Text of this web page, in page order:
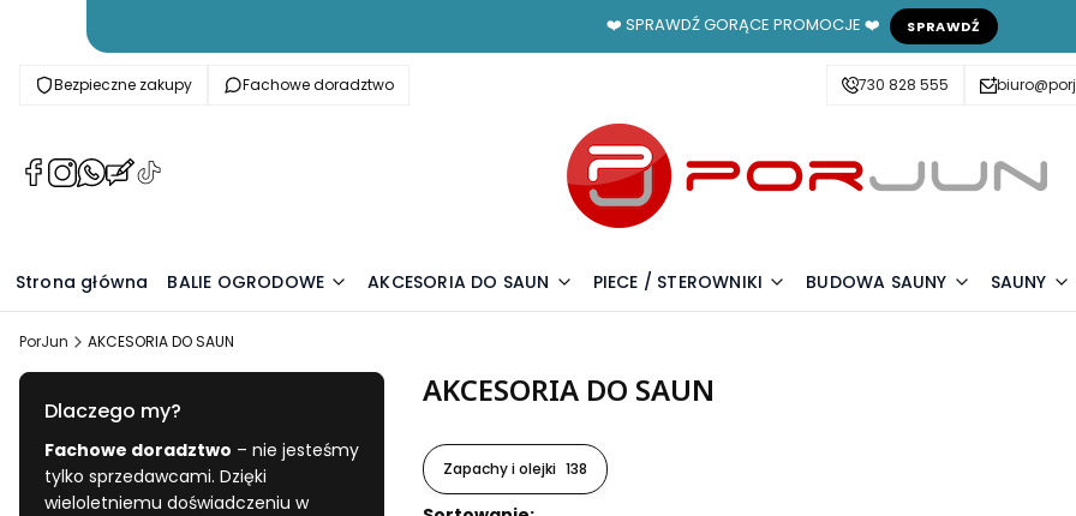
❤️ SPRAWDŹ GORĄCE PROMOCJE ❤️ SPRAWDŹ
Bezpieczne zakupy Fachowe doradztwo 730 828 555
(Otwiera
karcie)
(Otwiera
karcie)
(Otwiera
karcie)
(Otwiera
karcie)karcie)
Strona główna BALIE OGRODOWE AKCESORIA DO SAUN PIECE / STEROWNIKI BUDOWA SAUNY SAUNY
PorJun AKCESORIA DO SAUN
Dlaczego my?
Fachowe doradztwo – nie jesteśmy
tylko sprzedawcami. Dzięki
wieloletniemu doświadczeniu w
AKCESORIA DO SAUN
Zapachy i olejki 138